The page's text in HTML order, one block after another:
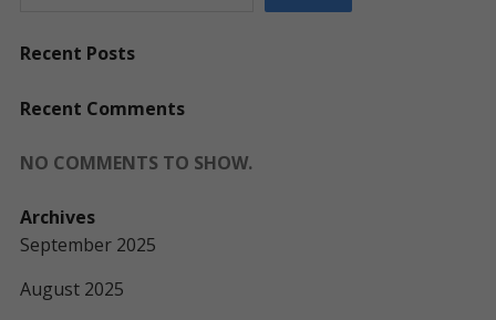
Recent Posts
Recent Comments
NO COMMENTS TO SHOW.
Archives
September 2025
August 2025